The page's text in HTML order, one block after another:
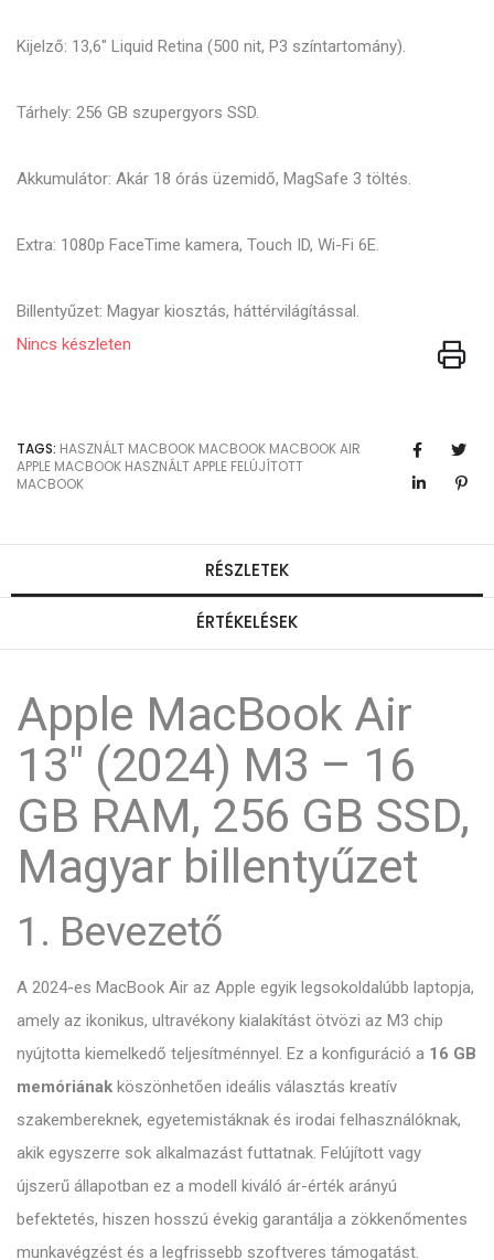
Kijelző: 13,6" Liquid Retina (500 nit, P3 színtartomány).
Tárhely: 256 GB szupergyors SSD.
Akkumulátor: Akár 18 órás üzemidő, MagSafe 3 töltés.
Extra: 1080p FaceTime kamera, Touch ID, Wi-Fi 6E.
Billentyűzet: Magyar kiosztás, háttérvilágítással.
Nincs készleten
TAGS: HASZNÁLT MACBOOK MACBOOK MACBOOK AIR
APPLE MACBOOK HASZNÁLT APPLE FELÚJÍTOTT
MACBOOK
RÉSZLETEK
ÉRTÉKELÉSEK
Apple MacBook Air
13" (2024) M3 – 16
GB RAM, 256 GB SSD,
Magyar billentyűzet
1. Bevezető
A 2024-es MacBook Air az Apple egyik legsokoldalúbb laptopja,
amely az ikonikus, ultravékony kialakítást ötvözi az M3 chip
nyújtotta kiemelkedő teljesítménnyel. Ez a konfiguráció a 16 GB
memóriának köszönhetően ideális választás kreatív
szakembereknek, egyetemistáknak és irodai felhasználóknak,
akik egyszerre sok alkalmazást futtatnak. Felújított vagy
újszerű állapotban ez a modell kiváló ár-érték arányú
befektetés, hiszen hosszú évekig garantálja a zökkenőmentes
munkavégzést és a legfrissebb szoftveres támogatást.